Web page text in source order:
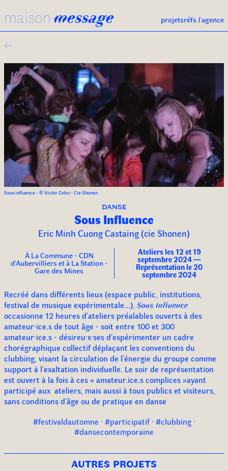
maison message projetsréfs. l'agence
←
Sous influence - © Victor Zebo - Cie Shonen
danse
Sous Influence
Eric Minh Cuong Castaing (cie Shonen)
À La Commune - CDN
d’Aubervilliers et à La Station -
Gare des Mines
Ateliers les 12 et 19
septembre 2024 —
Représentation le 20
septembre 2024
Recréé dans différents lieux (espace public, institutions,
festival de musique expérimentale...), Sous Influence
occasionne 12 heures d’ateliers préalables ouverts à des
amateur·ice.s de tout âge - soit entre 100 et 300
amateur·ice.s - désireu·x·ses d’expérimenter un cadre
chorégraphique collectif déplaçant les conventions du
clubbing, visant la circulation de l’énergie du groupe comme
support à l’exaltation individuelle. Le soir de représentation
est ouvert à la fois à ces « amateur.ice.s complices »ayant
participé aux ateliers, mais aussi à tous publics et visiteurs,
sans conditions d’âge ou de pratique en danse
#festivaldautomne · #participatif · #clubbing ·
#dansecontemporaine
autres projets